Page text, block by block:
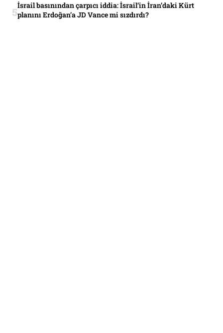
İsrail basınından çarpıcı iddia: İsrail’in İran’daki Kürt
planını Erdoğan’a JD Vance mi sızdırdı?